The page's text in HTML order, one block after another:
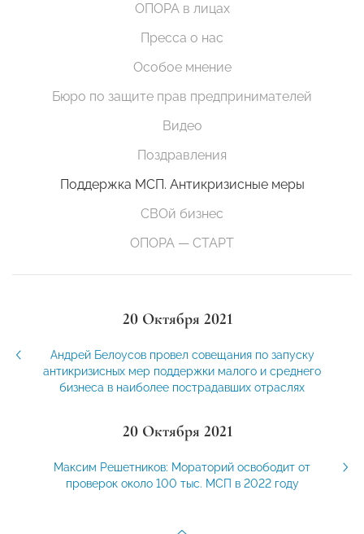
ОПОРА в лицах
Пресса о нас
Особое мнение
Бюро по защите прав предпринимателей
Видео
Поздравления
Поддержка МСП. Антикризисные меры
СВОй бизнес
ОПОРА — СТАРТ
20 Октября 2021
Андрей Белоусов провел совещания по запуску
антикризисных мер поддержки малого и среднего
бизнеса в наиболее пострадавших отраслях
20 Октября 2021
Максим Решетников: Мораторий освободит от
проверок около 100 тыс. МСП в 2022 году